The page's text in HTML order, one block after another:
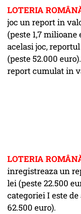
LOTERIA
joc un report in
(peste 1,7
acelasi joc,
(peste 52.000
report cumulat in
LOTERIA
inregistreaza un
lei (peste 22.500
categoriei I este
62.500 euro).